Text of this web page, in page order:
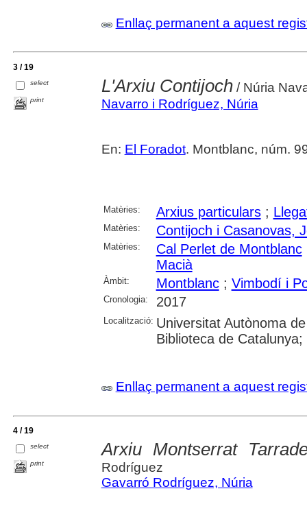
Enllaç permanent a aquest
3 / 19
select
print
L'Arxiu Contijoch/ Núria
Navarro i Rodríguez, Núria
En: El Foradot. Montblanc, núm.
Matèries: Arxius particulars;
Matèries: Contijoch i Casanovas,
Matèries: Cal Perlet de Montblanc
Macià
Àmbit: Montblanc; Vimbodí i
Cronologia: 2017
Localització: Universitat Autònoma
Biblioteca de
Enllaç permanent a aquest
4 / 19
select
print
Arxiu Montserrat
Rodríguez
Gavarró Rodríguez, Núria